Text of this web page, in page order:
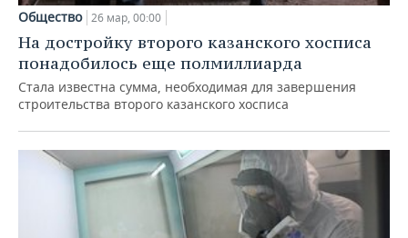
Общество 26 мар, 00:00
На достройку второго казанского хосписа
понадобилось еще полмиллиарда
Стала известна сумма, необходимая для завершения
строительства второго казанского хосписа